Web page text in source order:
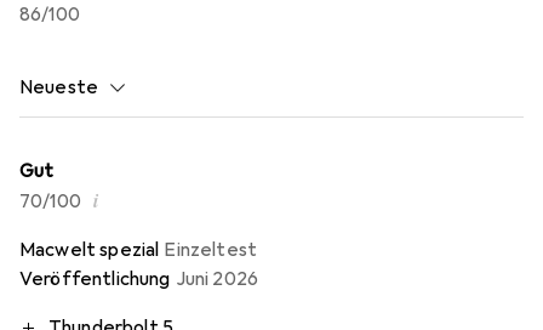
86/100
Neueste
Gut
70/100 i
Macwelt spezial Einzeltest
Veröffentlichung Juni 2026